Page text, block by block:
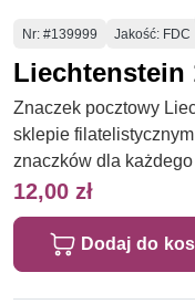
Numer
Nr: #139999 Jakość: FDC
Liechtenstein
Znaczek pocztowy
sklepie
znaczków dla
12,00 zł
Dodaj do